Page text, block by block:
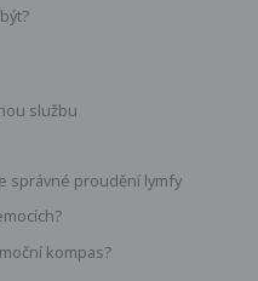
službu
správné proudění lymfy
kompas?